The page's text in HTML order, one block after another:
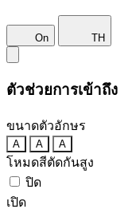
On TH
ตัวช่วยการเข้าถึง
ขนาดตัวอักษร
A A A
โหมดสีตัดกันสูง
ปิด
เปิด